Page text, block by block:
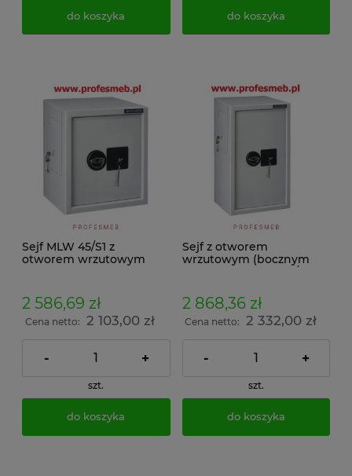
do koszyka do koszyka
Sejf MLW 45/S1 z
otworem wrzutowym
2 586,69 zł
Cena netto: 2 103,00 zł
- +
szt.
do koszyka
Sejf z otworem
wrzutowym (bocznym
2 868,36 zł
Cena netto: 2 332,00 zł
- +
szt.
do koszyka